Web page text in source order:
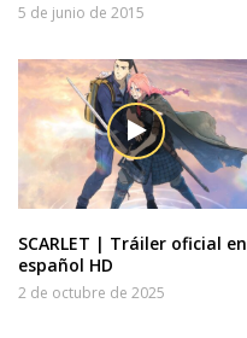
5 de junio de 2015
SCARLET | Tráiler oficial en
español HD
2 de octubre de 2025